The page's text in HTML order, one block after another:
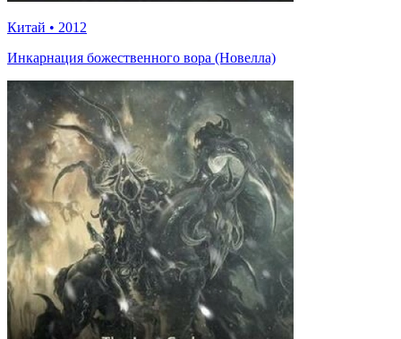
Китай • 2012
Инкарнация божественного вора (Новелла)